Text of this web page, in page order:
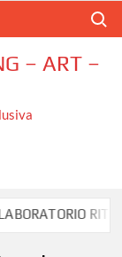
– ART –